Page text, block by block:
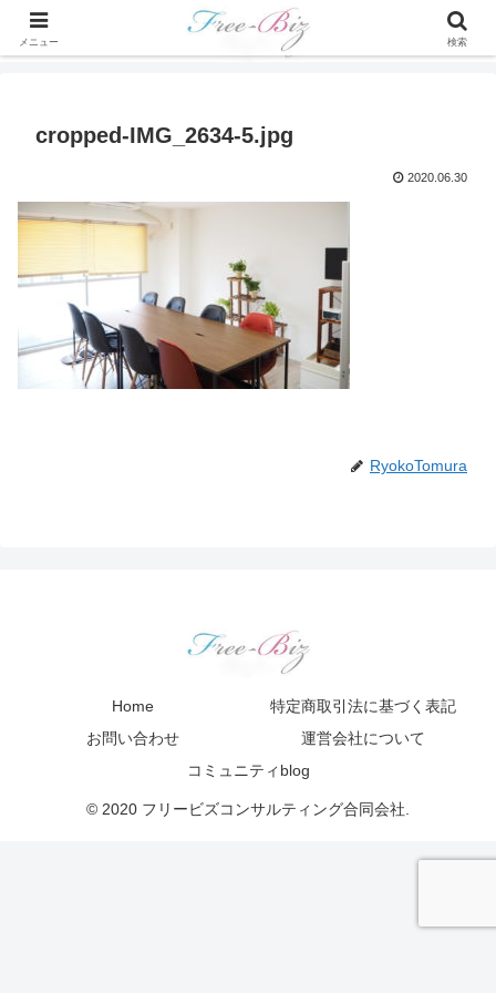
cropped-IMG_2634-5.jpg
2020.06.30
RyokoTomura
Home
特定商取引法に基づく表記
お問い合わせ
運営会社について
コミュニティblog
© 2020 フリービズコンサルティング合同会社.
メニュー 検索